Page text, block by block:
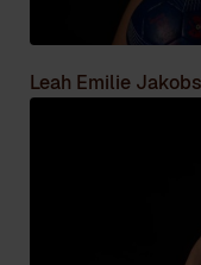
Leah Emilie